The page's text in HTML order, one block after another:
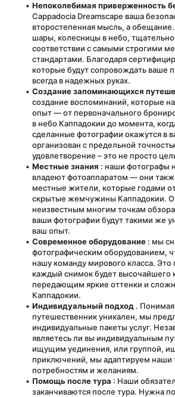
Непоколебимая приверженность
Cappadocia Dreamscape ваша
второстепенная мысль, а
шары, колесницы в небо,
соответствии с самыми строгими
стандартами. Благодаря
которые будут сопровождать ваше
всегда в надежных руках.
Создание запоминающихся
создание воспоминаний, которые
опыт — от первоначального
в небо Каппадокии до момента,
сделанные фотографии окажутся в
организован с предельной
удовлетворение – это не просто
Местные знания : наши фотографы
владеют фотоаппаратом — они
местные жители, которые годами
скрытые жемчужины Каппадокии.
неизвестным многим точкам
ваши фотографии будут такими же
ваш опыт.
Современное оборудование : мы
фотографическим оборудованием,
нашу команду мирового класса. Это
каждый снимок будет высочайшего
передающим яркие оттенки и
Каппадокии.
Индивидуальный подход .
путешественник уникален, мы
индивидуальные пакеты услуг.
являетесь ли вы индивидуальным
ищущим уединения, или группой,
приключений, мы адаптируем наши
потребностям и желаниям.
Помощь после тура : Наши
заканчиваются после тура. Нужна